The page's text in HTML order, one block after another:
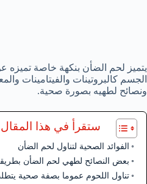
يتميز لحم الضأن بنكهة خاصة تميزه
الجسم كالبروتينات والفيتامينات
ونصائح لطهيه بصورة صحية.
ستقرأ في هذا المقال
الفوائد الصحية لتناول لحم الضأن
بعض النصائح لطهي لحم الضأن
تناول اللحوم عموما بصفة صحية